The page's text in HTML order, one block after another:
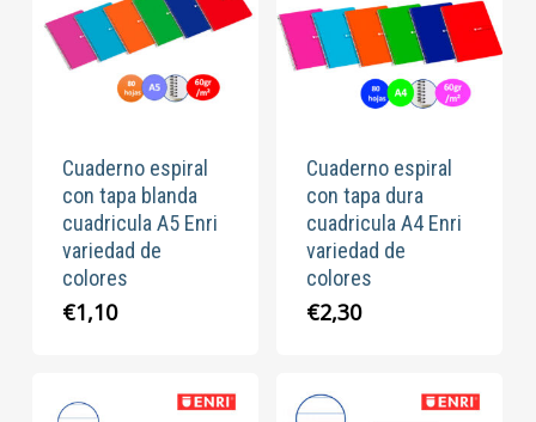
Cuaderno espiral
con tapa blanda
cuadricula A5 Enri
variedad de
colores
€1,10
Cuaderno espiral
con tapa dura
cuadricula A4 Enri
variedad de
colores
€2,30